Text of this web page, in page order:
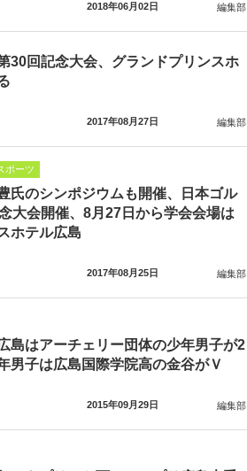
編集部
2018年06月02日
30回記念大会、グランドプリンスホ
編集部
2017年08月27日
ポーツ
氏のシンポジウムも開催、日本ゴル
大会開催、8月27日から学会会場は
ホテル広島
編集部
2017年08月25日
島はアーチェリー団体の少年男子が2
男子は広島国際学院高の金谷がＶ
編集部
2015年09月29日